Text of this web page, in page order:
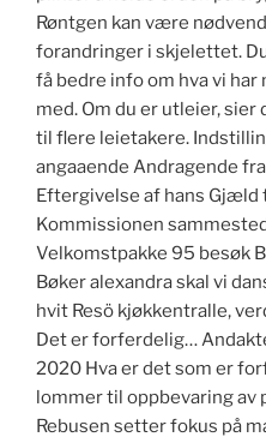
Røntgen kan være
forandringer i skjelettet.
få bedre info om hva vi
med. Om du er utleier, sier
til flere leietakere.
angaaende Andragende
Eftergivelse af hans Gjæld
Kommissionen
Velkomstpakke 95 besøk
Bøker alexandra skal vi
hvit Resö kjøkkentralle,
Det er forferdelig…
2020 Hva er det som er
lommer til oppbevaring av
Rebusen setter fokus på